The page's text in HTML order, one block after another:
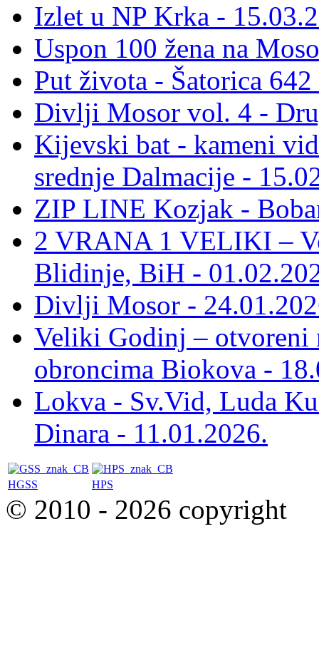
Izlet u NP Krka -
Uspon 100 žena na
Put života - Šatorica
Divlji Mosor vol. 4 -
Kijevski bat - kameni
srednje Dalmacije -
ZIP LINE Kozjak -
2 VRANA 1 VELIKI –
Blidinje, BiH -
Divlji Mosor -
Veliki Godinj – otvoreni
obroncima Biokova -
Lokva - Sv.Vid, Luda
Dinara - 11.01.2026.
HGSS HPS
© 2010 - 2026 copyright